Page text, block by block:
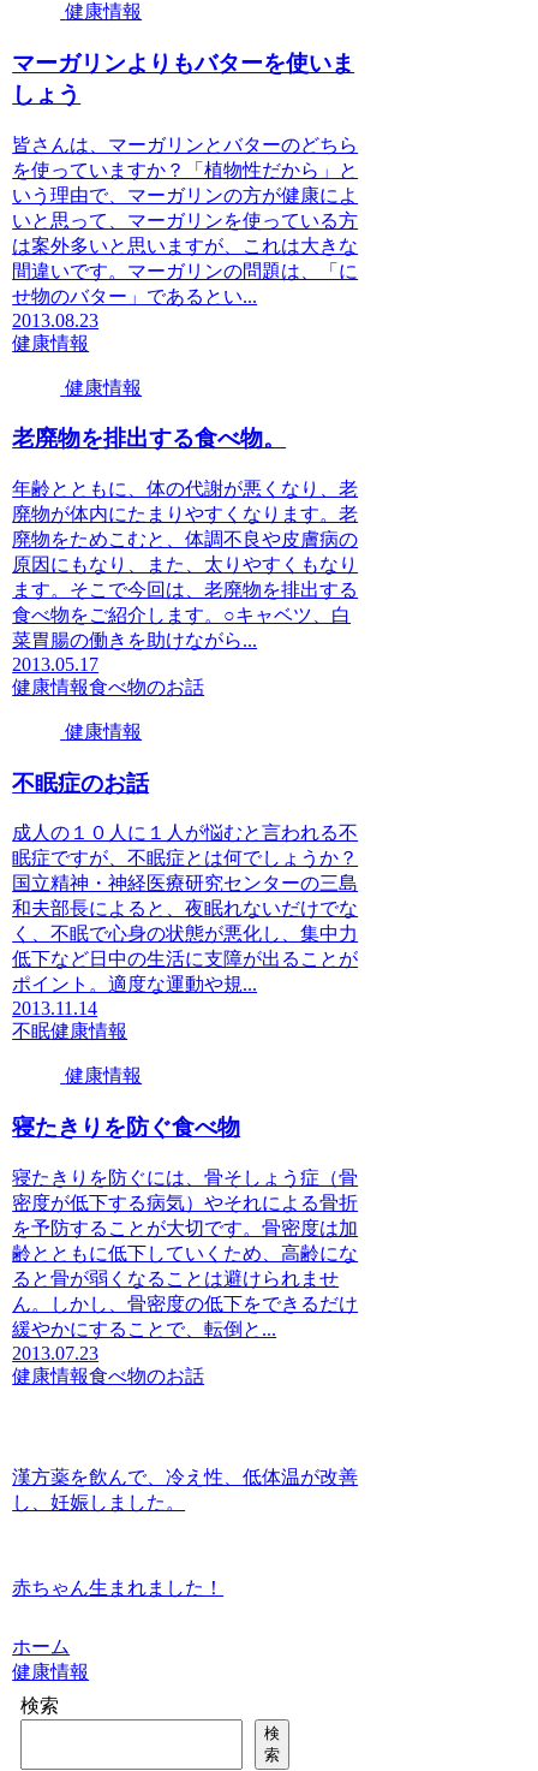
健康情報
マーガリンよりもバターを使いま
しょう
皆さんは、マーガリンとバターのどちら
を使っていますか？「植物性だから」と
いう理由で、マーガリンの方が健康によ
いと思って、マーガリンを使っている方
は案外多いと思いますが、これは大きな
間違いです。マーガリンの問題は、「に
せ物のバター」であるとい...
2013.08.23
健康情報
健康情報
老廃物を排出する食べ物。
年齢とともに、体の代謝が悪くなり、老
廃物が体内にたまりやすくなります。老
廃物をためこむと、体調不良や皮膚病の
原因にもなり、また、太りやすくもなり
ます。そこで今回は、老廃物を排出する
食べ物をご紹介します。○キャベツ、白
菜胃腸の働きを助けながら...
2013.05.17
健康情報食べ物のお話
健康情報
不眠症のお話
成人の１０人に１人が悩むと言われる不
眠症ですが、不眠症とは何でしょうか？
国立精神・神経医療研究センターの三島
和夫部長によると、夜眠れないだけでな
く、不眠で心身の状態が悪化し、集中力
低下など日中の生活に支障が出ることが
ポイント。適度な運動や規...
2013.11.14
不眠健康情報
健康情報
寝たきりを防ぐ食べ物
寝たきりを防ぐには、骨そしょう症（骨
密度が低下する病気）やそれによる骨折
を予防することが大切です。骨密度は加
齢とともに低下していくため、高齢にな
ると骨が弱くなることは避けられませ
ん。しかし、骨密度の低下をできるだけ
緩やかにすることで、転倒と...
2013.07.23
健康情報食べ物のお話
漢方薬を飲んで、冷え性、低体温が改善
し、妊娠しました。
赤ちゃん生まれました！
ホーム
健康情報
検索
検
索